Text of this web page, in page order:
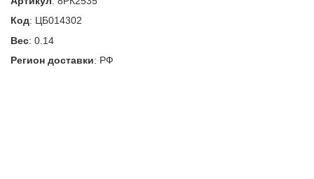
Код: ЦБ014302
Вес: 0.14
Регион доставки: РФ